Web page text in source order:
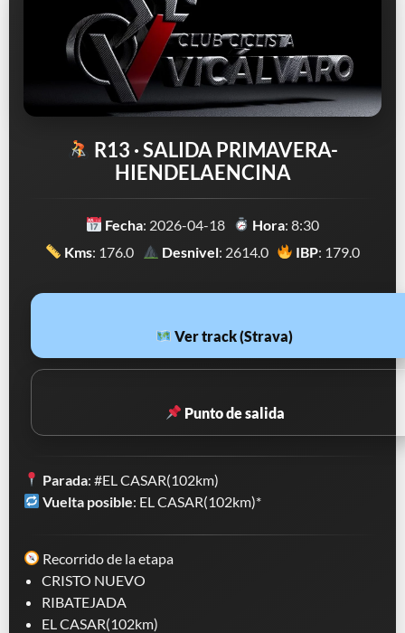
R13 · SALIDA PRIMAVERA-
HIENDELAENCINA
Fecha: 2026-04-18 Hora: 8:30
Kms: 176.0 Desnivel: 2614.0 IBP: 179.0
Ver track (Strava)
Punto de salida
Parada: #EL CASAR(102km)
Vuelta posible: EL CASAR(102km)*
Recorrido de la etapa
CRISTO NUEVO
RIBATEJADA
EL CASAR(102km)